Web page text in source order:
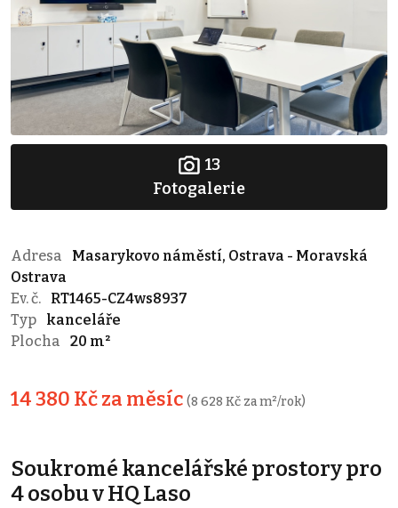
13
Fotogalerie
Adresa
Masarykovo náměstí, Ostrava - Moravská
Ostrava
Ev. č.
RT1465-CZ4ws8937
Typ
kanceláře
Plocha
20 m²
14 380 Kč za měsíc (8 628 Kč za m²/rok)
Soukromé kancelářské prostory pro
4 osobu v HQ Laso